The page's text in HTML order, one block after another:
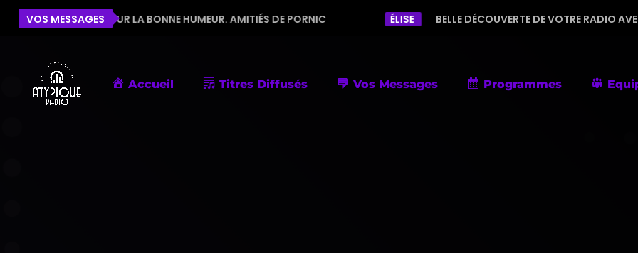
VOS MESSAGES
POUR LA BONNE HUMEUR. AMITIÉS DE PORNIC ÉLISE BELLE DÉCOUVERTE DE VOTRE RADIO AVEC UNE
Accueil Titres Diffusés Vos Messages Programmes